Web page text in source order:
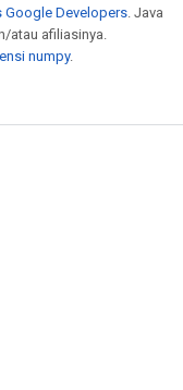
Google Developers. Java
atau afiliasinya.
numpy.